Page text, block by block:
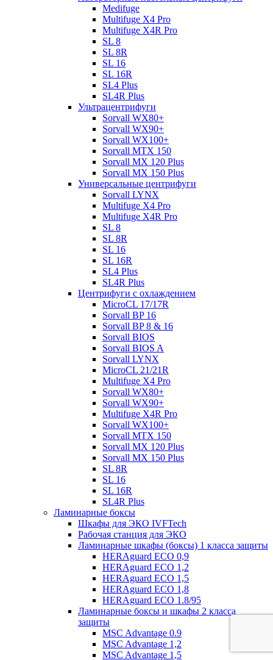
Medifuge
Multifuge X4 Pro
Multifuge X4R Pro
SL 8
SL 8R
SL 16
SL 16R
SL4 Plus
SL4R Plus
Ультрацентрифуги
Sorvall WX80+
Sorvall WX90+
Sorvall WX100+
Sorvall МТХ 150
Sorvall МХ 120 Plus
Sorvall МХ 150 Plus
Универсальные центрифуги
Sorvall LYNX
Multifuge X4 Pro
Multifuge X4R Pro
SL 8
SL 8R
SL 16
SL 16R
SL4 Plus
SL4R Plus
Центрифуги с охлаждением
MicroCL 17/17R
Sorvall BP 16
Sorvall BP 8 & 16
Sorvall BIOS
Sorvall BIOS A
Sorvall LYNX
MicroCL 21/21R
Multifuge X4 Pro
Sorvall WX80+
Sorvall WX90+
Multifuge X4R Pro
Sorvall WX100+
Sorvall МТХ 150
Sorvall МХ 120 Plus
Sorvall МХ 150 Plus
SL 8R
SL 16
SL 16R
SL4R Plus
Ламинарные боксы
Шкафы для ЭКО IVFTech
Рабочая станция для ЭКО
Ламинарные шкафы (боксы) 1 класса защиты
HERAguard ECO 0,9
HERAguard ECO 1,2
HERAguard ECO 1,5
HERAguard ECO 1,8
HERAguard ECO 1.8/95
Ламинарные боксы и шкафы 2 класса
защиты
MSC Advantage 0.9
MSC Advantage 1,2
MSC Advantage 1,5